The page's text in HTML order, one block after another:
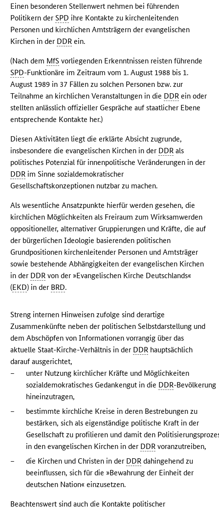
Einen besonderen Stellenwert nehmen bei führenden
Politikern derSPD ihre Kontakte zu kirchenleitenden
Personen und kirchlichen Amtsträgern der evangelischen
Kirchen in der DDR ein.
(Nach dem MfS vorliegenden Erkenntnissen reisten führende
SPD-Funktionäre im Zeitraum vom 1. August 1988 bis 1.
August 1989 in 37 Fällen zu solchen Personen bzw. zur
Teilnahme an kirchlichen Veranstaltungen in die DDR ein oder
stellten anlässlich offizieller Gespräche auf staatlicher Ebene
entsprechende Kontakte her.)
Diesen Aktivitäten liegt die erklärte Absicht zugrunde,
insbesondere die evangelischen Kirchen in der DDR als
politisches Potenzial für innenpolitische Veränderungen in der
DDR im Sinne sozialdemokratischer
Gesellschaftskonzeptionen nutzbar zu machen.
Als wesentliche Ansatzpunkte hierfür werden gesehen, die
kirchlichen Möglichkeiten als Freiraum zum Wirksamwerden
oppositioneller, alternativer Gruppierungen und Kräfte, die auf
der bürgerlichen Ideologie basierenden politischen
Grundpositionen kirchenleitender Personen und Amtsträger
sowie bestehende Abhängigkeiten der evangelischen Kirchen
in der DDR von der »Evangelischen Kirche Deutschlands«
(EKD) in der BRD.
Streng internen Hinweisen zufolge sind derartige
Zusammenkünfte neben der politischen Selbstdarstellung und
dem Abschöpfen von Informationen vorrangig über das
aktuelle Staat-Kirche-Verhältnis in der DDR hauptsächlich
darauf ausgerichtet,
–
unter Nutzung kirchlicher Kräfte und Möglichkeiten
sozialdemokratisches Gedankengut in die DDR-Bevölkerung
hineinzutragen,
–
bestimmte kirchliche Kreise in deren Bestrebungen zu
bestärken, sich als eigenständige politische Kraft in der
Gesellschaft zu profilieren und damit den
in den evangelischen Kirchen in der DDR voranzutreiben,
–
die Kirchen und Christen in der DDR dahingehend zu
beeinflussen, sich für die »Bewahrung der Einheit der
deutschen Nation« einzusetzen.
Beachtenswert sind auch die Kontakte politischer